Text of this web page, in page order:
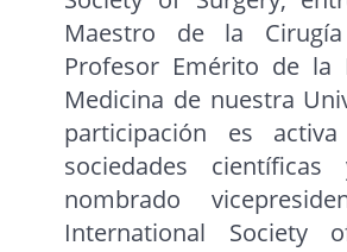
Maestro de la
Profesor Emérito de la
Medicina de nuestra
participación es
sociedades
nombrado
International Society